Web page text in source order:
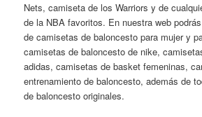
Nets, camiseta de los Warriors y de
de la NBA favoritos. En nuestra web
de camisetas de baloncesto para mujer y
camisetas de baloncesto de nike,
adidas, camisetas de basket femeninas,
entrenamiento de baloncesto, además de
de baloncesto originales.